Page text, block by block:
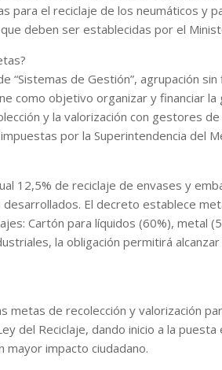
para el reciclaje de los neumáticos y
deben ser establecidas por el
“Sistemas de Gestión”, agrupación
como objetivo organizar y financiar
y la valorización con gestores
por la Superintendencia del
12,5% de reciclaje de envases y
El decreto establece
Cartón para líquidos (60%), metal
la obligación permitirá
metas de recolección y valorización
del Reciclaje, dando inicio a la
impacto ciudadano.